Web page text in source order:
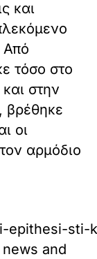
και
Από
τόσο στο
στην
βρέθηκε
οι
αρμόδιο
epithesi-
and